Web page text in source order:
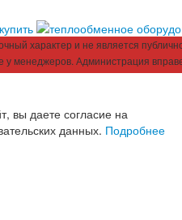
характер и не является
менеджеров. Администрация
вы даете согласие на
данных. Подробнее